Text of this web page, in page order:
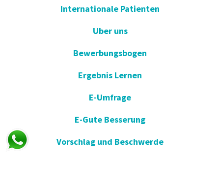
Internationale Patienten
Uber uns
Bewerbungsbogen
Ergebnis Lernen
E-Umfrage
E-Gute Besserung
Vorschlag und Beschwerde